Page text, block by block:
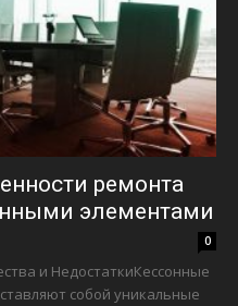
ремонта
элементами
0
и НедостаткиКессонные
собой уникальные